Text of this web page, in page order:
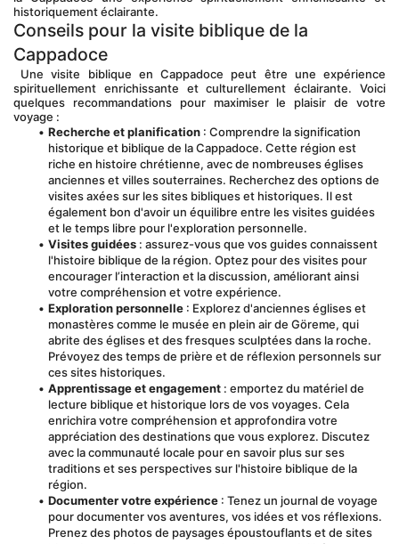
historiquement éclairante.
Conseils pour la visite biblique de la
Cappadoce
spirituellement enrichissante et culturellement éclairante. Voici
quelques recommandations pour maximiser le plaisir de votre
voyage :
Recherche et planification : Comprendre la signification
historique et biblique de la Cappadoce. Cette région est
riche en histoire chrétienne, avec de nombreuses églises
anciennes et villes souterraines. Recherchez des options de
visites axées sur les sites bibliques et historiques. Il est
également bon d'avoir un équilibre entre les visites guidées
et le temps libre pour l'exploration personnelle.
Visites guidées : assurez-vous que vos guides connaissent
l'histoire biblique de la région. Optez pour des visites pour
encourager l’interaction et la discussion, améliorant ainsi
votre compréhension et votre expérience.
Exploration personnelle : Explorez d'anciennes églises et
monastères comme le musée en plein air de Göreme, qui
abrite des églises et des fresques sculptées dans la roche.
Prévoyez des temps de prière et de réflexion personnels sur
ces sites historiques.
Apprentissage et engagement : emportez du matériel de
lecture biblique et historique lors de vos voyages. Cela
enrichira votre compréhension et approfondira votre
appréciation des destinations que vous explorez. Discutez
avec la communauté locale pour en savoir plus sur ses
traditions et ses perspectives sur l'histoire biblique de la
région.
Documenter votre expérience : Tenez un journal de voyage
pour documenter vos aventures, vos idées et vos réflexions.
Prenez des photos de paysages époustouflants et de sites